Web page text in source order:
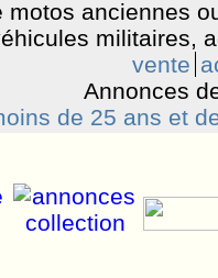
motos anciennes
militaires,
vente
Annonces
de 25 ans et